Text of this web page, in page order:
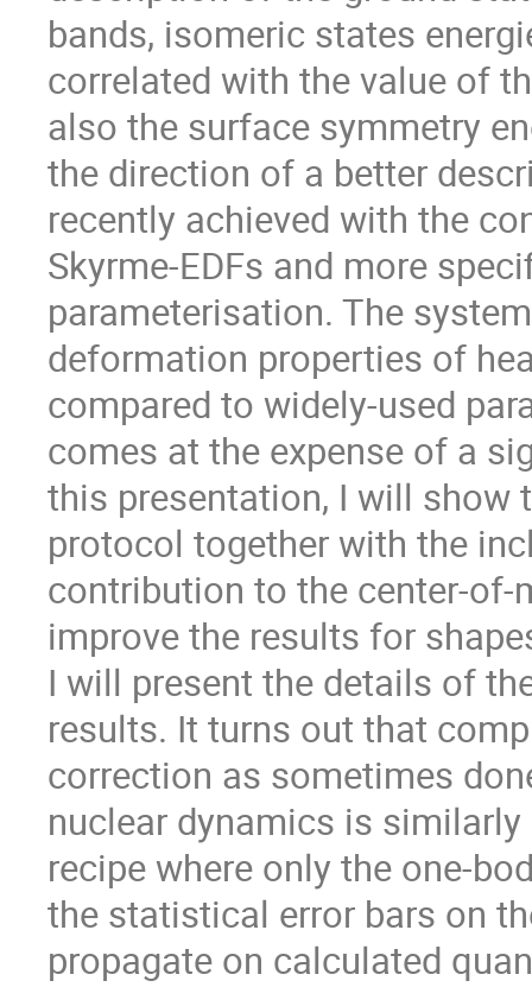
bands, isomeric states
correlated with the value of
also the surface symmetry
the direction of a better
recently achieved with the
Skyrme-EDFs and more
parameterisation. The
deformation properties of
compared to widely-used
comes at the expense of a
this presentation, I will
protocol together with the
contribution to the center-
improve the results for
I will present the details of
results. It turns out that
correction as sometimes
nuclear dynamics is
recipe where only the one-
the statistical error bars on
propagate on calculated